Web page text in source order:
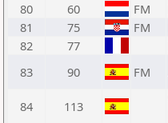
80
60 FM
81
75 FM
82
77
83
90 FM
84 113